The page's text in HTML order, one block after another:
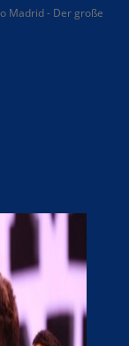
Madrid - Der große